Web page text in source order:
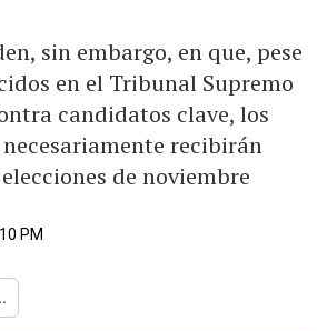
sin embargo, en que, pese
en el Tribunal Supremo
candidatos clave, los
recibirán
de noviembre
PM